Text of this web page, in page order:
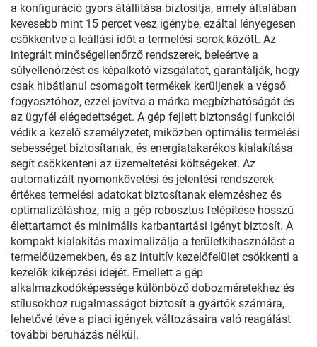
a konfiguráció gyors átállítása biztosítja, amely általában
kevesebb mint 15 percet vesz igénybe, ezáltal lényegesen
csökkentve a leállási időt a termelési sorok között. Az
integrált minőségellenőrző rendszerek, beleértve a
súlyellenőrzést és képalkotó vizsgálatot, garantálják, hogy
csak hibátlanul csomagolt termékek kerüljenek a végső
fogyasztóhoz, ezzel javítva a márka megbízhatóságát és
az ügyfél elégedettséget. A gép fejlett biztonsági funkciói
védik a kezelő személyzetet, miközben optimális termelési
sebességet biztosítanak, és energiatakarékos kialakítása
segít csökkenteni az üzemeltetési költségeket. Az
automatizált nyomonkövetési és jelentési rendszerek
értékes termelési adatokat biztosítanak elemzéshez és
optimalizáláshoz, míg a gép robosztus felépítése hosszú
élettartamot és minimális karbantartási igényt biztosít. A
kompakt kialakítás maximalizálja a területkihasználást a
termelőüzemekben, és az intuitív kezelőfelület csökkenti a
kezelők kiképzési idejét. Emellett a gép
alkalmazkodóképessége különböző dobozméretekhez és
stílusokhoz rugalmasságot biztosít a gyártók számára,
lehetővé téve a piaci igények változásaira való reagálást
további beruházás nélkül.